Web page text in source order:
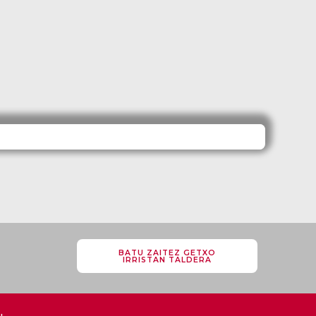
BATU ZAITEZ GETXO
IRRISTAN TALDERA